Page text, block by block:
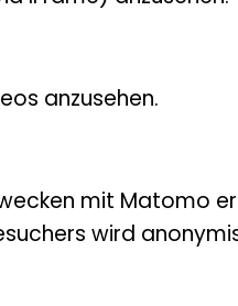
CPD300 Kritisch-
coater zur
anzusehen.
mit Matomo
wird